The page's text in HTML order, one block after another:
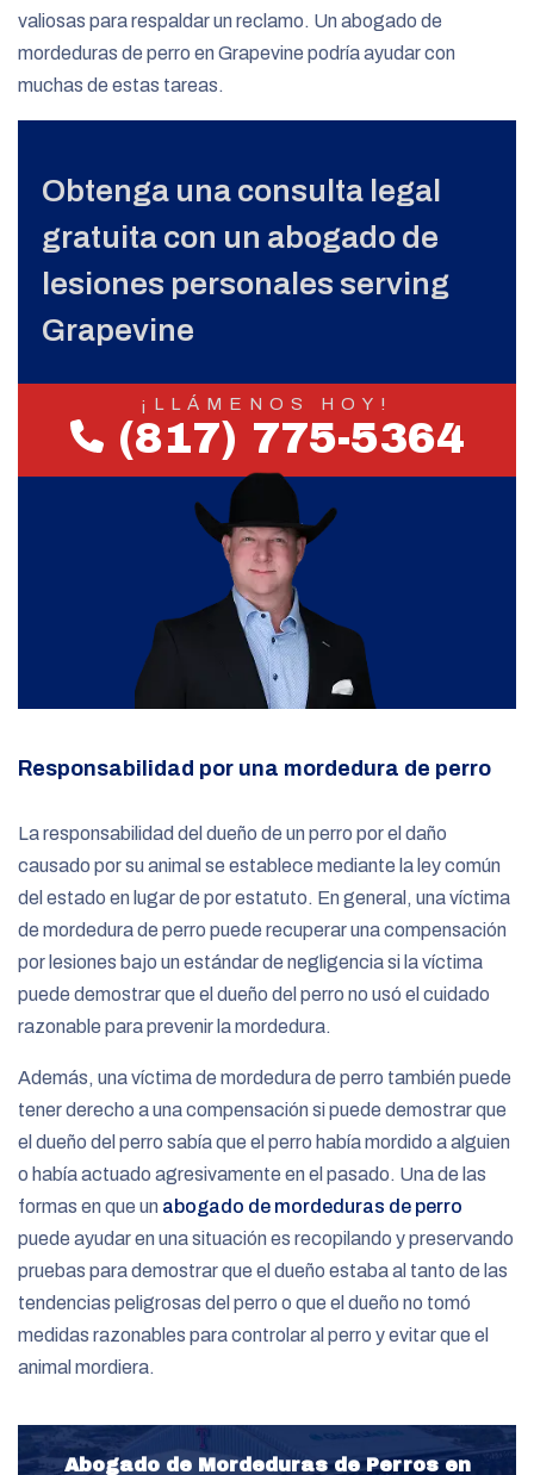
valiosas para respaldar un reclamo. Un abogado de
mordeduras de perro en Grapevine podría ayudar con
muchas de estas tareas.
Obtenga una consulta legal
gratuita con un abogado de
lesiones personales serving
Grapevine
¡LLÁMENOS HOY!
(817) 775-5364
Responsabilidad por una mordedura de perro
La responsabilidad del dueño de un perro por el daño
causado por su animal se establece mediante la ley común
del estado en lugar de por estatuto. En general, una víctima
de mordedura de perro puede recuperar una compensación
por lesiones bajo un estándar de negligencia si la víctima
puede demostrar que el dueño del perro no usó el cuidado
razonable para prevenir la mordedura.
Además, una víctima de mordedura de perro también puede
tener derecho a una compensación si puede demostrar que
el dueño del perro sabía que el perro había mordido a alguien
o había actuado agresivamente en el pasado. Una de las
formas en que un abogado de mordeduras de perro
puede ayudar en una situación es recopilando y preservando
pruebas para demostrar que el dueño estaba al tanto de las
tendencias peligrosas del perro o que el dueño no tomó
medidas razonables para controlar al perro y evitar que el
animal mordiera.
Abogado de Mordeduras de Perros en